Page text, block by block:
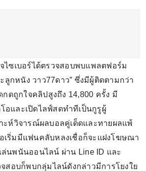
ไซเบอร์ได้ตรวจสอบพบแพลตฟอร์ม
ลูกหนัง วาว77ดาว” ซึ่งมีผู้ติดตามกว่า
กดถูกใจคลิปสูงถึง 14,800 ครั้ง มี
อและเปิดไลฟ์สดทำทีเป็นกูรูผู้
ะห์วิจารณ์ผลบอลคู่เด็ดและทายผลแพ้
เริ่มมีแฟนคลับหลงเชื่อก็จะแฝงโฆษณา
นพนันออนไลน์ ผ่าน Line ID และ
จสอบก็พบกลุ่มไลน์ดังกล่าวมีการโยงใย